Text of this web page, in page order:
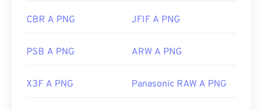
CBR A PNG JFIF A PNG
PSB A PNG ARW A PNG
X3F A PNG Panasonic RAW A PNG